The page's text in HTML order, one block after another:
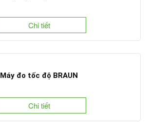
Chi tiết
Máy đo tốc độ BRAUN
Chi tiết